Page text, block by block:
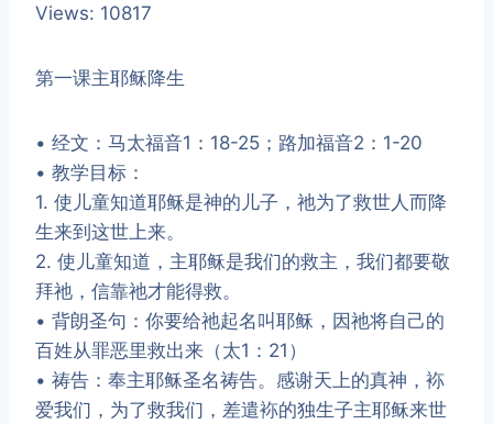
Views: 10817
第一课​​主耶稣降生
• 经文：马太福音1：18-25；路加福音2：1-20
• 教学目标：
1. 使儿童知道耶稣是神的儿子，祂为了救世人而降
生来到这世上来。
2. 使儿童知道，主耶稣是我们的救主，我们都要敬
拜祂，信靠祂才能得救。
• 背朗圣句：你要给祂起名叫耶稣，因祂将自己的
百姓从罪恶里救出来（太1：21）
• 祷告：奉主耶稣圣名祷告。感谢天上的真神，袮
爱我们，为了救我们，差遣袮的独生子主耶稣来世